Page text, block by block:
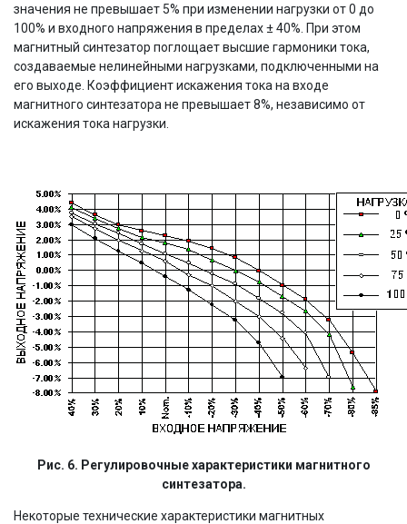
значения не превышает 5% при изменении нагрузки от 0 до
100% и входного напряжения в пределах ± 40%. При этом
магнитный синтезатор поглощает высшие гармоники тока,
создаваемые нелинейными нагрузками, подключенными на
его выходе. Коэффициент искажения тока на входе
магнитного синтезатора не превышает 8%, независимо от
искажения тока нагрузки.
Рис. 6. Регулировочные характеристики магнитного
синтезатора.
Некоторые технические характеристики магнитных